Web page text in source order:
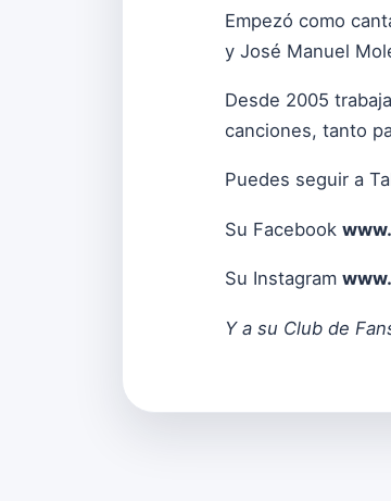
Empezó como
y José Manuel
Desde 2005
canciones, tanto
Puedes seguir a
Su Facebook
Su Instagram
Y a su Club de